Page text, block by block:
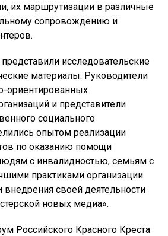
их маршрутизации в различные
сопровождению и
исследовательские
материалы. Руководители
ориентированных
и представители
социального
опытом реализации
по оказанию помощи
с инвалидностью, семьям с
практиками организации
внедрения своей деятельности
новых медиа».
Российского Красного Креста